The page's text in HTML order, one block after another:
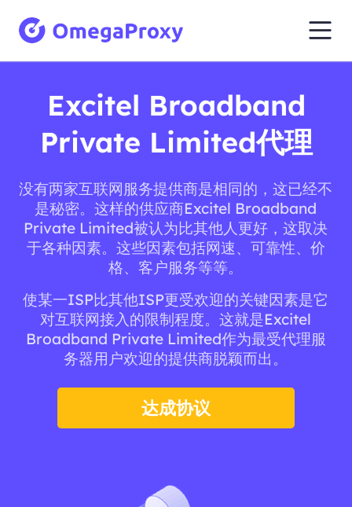
Excitel Broadband
Private Limited代理
没有两家互联网服务提供商是相同的，这已经不
是秘密。这样的供应商Excitel Broadband
Private Limited被认为比其他人更好，这取决
于各种因素。这些因素包括网速、可靠性、价
格、客户服务等等。
使某一ISP比其他ISP更受欢迎的关键因素是它
对互联网接入的限制程度。这就是Excitel
Broadband Private Limited作为最受代理服
务器用户欢迎的提供商脱颖而出。
达成协议